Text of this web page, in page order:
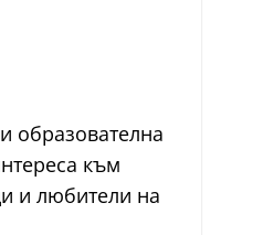
образователна
към
и любители на